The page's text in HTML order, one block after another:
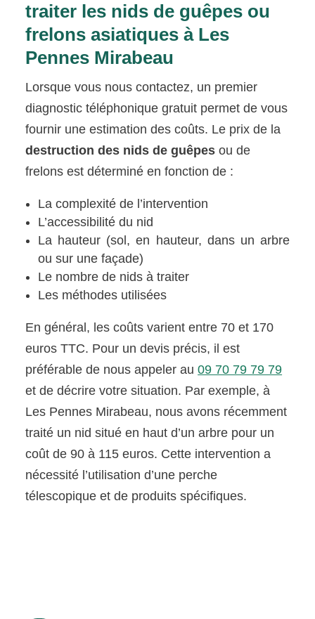
traiter les nids de guêpes ou
frelons asiatiques à Les
Pennes Mirabeau
Lorsque vous nous contactez, un premier
diagnostic téléphonique gratuit permet de vous
fournir une estimation des coûts. Le prix de la
destruction des nids de guêpes ou de
frelons est déterminé en fonction de :
La complexité de l’intervention
L’accessibilité du nid
La hauteur (sol, en hauteur, dans un arbre
ou sur une façade)
Le nombre de nids à traiter
Les méthodes utilisées
En général, les coûts varient entre 70 et 170
euros TTC. Pour un devis précis, il est
préférable de nous appeler au09 70 79 79 79
et de décrire votre situation. Par exemple, à
Les Pennes Mirabeau, nous avons récemment
traité un nid situé en haut d’un arbre pour un
coût de 90 à 115 euros. Cette intervention a
nécessité l’utilisation d’une perche
télescopique et de produits spécifiques.